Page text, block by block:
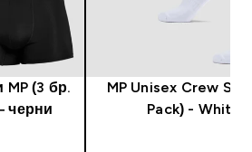
(3 бр.
черни
MP Unisex Crew
Pack) - White